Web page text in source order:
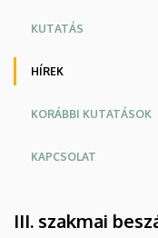
Kutató
Fejlesztő
KUTATÁS
HÍREK
KORÁBBI KUTATÁSOK
KAPCSOLAT
III. szakmai